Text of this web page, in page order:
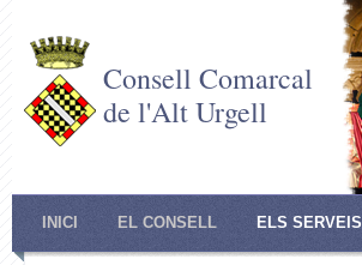
Consell Comarcal
de l'Alt Urgell
INICI EL CONSELL ELS SERVEIS